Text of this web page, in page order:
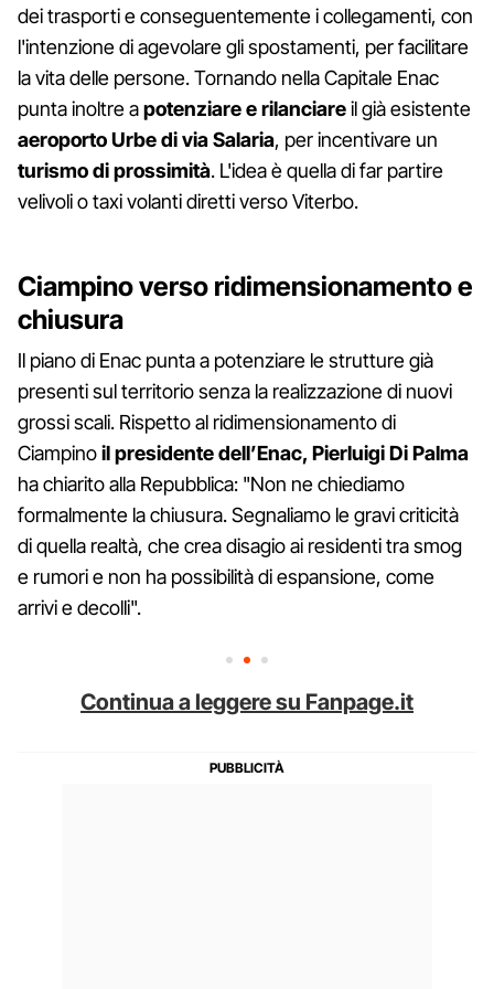
dei trasporti e conseguentemente i collegamenti, con
l'intenzione di agevolare gli spostamenti, per facilitare
la vita delle persone. Tornando nella Capitale Enac
punta inoltre apotenziare e rilanciareil già esistente
aeroporto Urbe di via Salaria, per incentivare un
turismo di prossimità. L'idea è quella di far partire
velivoli o taxi volanti diretti verso Viterbo.
Ciampino verso ridimensionamento e
chiusura
Il piano di Enac punta a potenziare le strutture già
presenti sul territorio senza la realizzazione di nuovi
grossi scali. Rispetto al ridimensionamento di
Ciampinoil presidente dell’Enac, Pierluigi Di Palma
ha chiarito alla Repubblica: "Non ne chiediamo
formalmente la chiusura. Segnaliamo le gravi criticità
di quella realtà, che crea disagio ai residenti tra smog
e rumori e non ha possibilità di espansione, come
arrivi e decolli".
Continua a leggere su Fanpage.it